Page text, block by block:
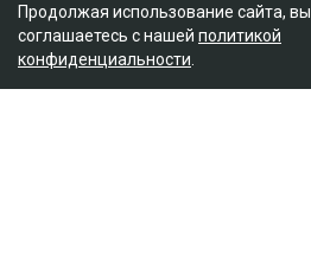
Редакция
О проекте
Продолжая использование сайта, вы
соглашаетесь с нашей политикой
конфиденциальности